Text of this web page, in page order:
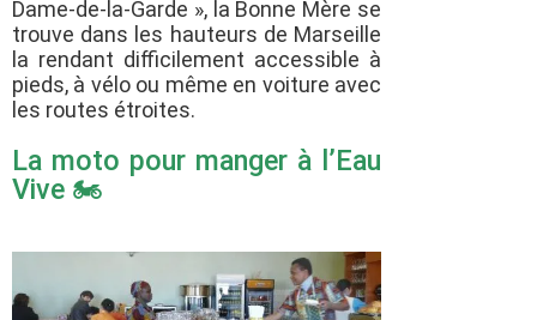
Dame-de-la-Garde », la Bonne Mère se
trouve dans les hauteurs de Marseille
la rendant difficilement accessible à
pieds, à vélo ou même en voiture avec
les routes étroites.
La moto pour manger à l’Eau
Vive 🏍